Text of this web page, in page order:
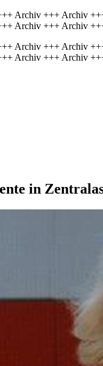
Archiv +++ Archiv
Archiv +++ Archiv
Archiv +++ Archiv
Archiv +++ Archiv
in